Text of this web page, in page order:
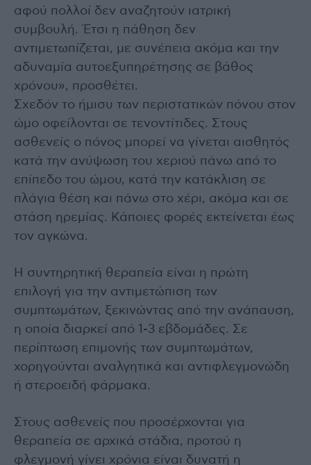
αφού πολλοί δεν αναζητούν ιατρική
συμβουλή. Έτσι η πάθηση δεν
αντιμετωπίζεται, με συνέπεια ακόμα και την
αδυναμία αυτοεξυπηρέτησης σε βάθος
χρόνου», προσθέτει.
Σχεδόν το ήμισυ των περιστατικών πόνου στον
ώμο οφείλονται σε τενοντίτιδες. Στους
ασθενείς ο πόνος μπορεί να γίνεται αισθητός
κατά την ανύψωση του χεριού πάνω από το
επίπεδο του ώμου, κατά την κατάκλιση σε
πλάγια θέση και πάνω στο χέρι, ακόμα και σε
στάση ηρεμίας. Κάποιες φορές εκτείνεται έως
τον αγκώνα.
Η συντηρητική θεραπεία είναι η πρώτη
επιλογή για την αντιμετώπιση των
συμπτωμάτων, ξεκινώντας από την ανάπαυση,
η οποία διαρκεί από 1-3 εβδομάδες. Σε
περίπτωση επιμονής των συμπτωμάτων,
χορηγούνται αναλγητικά και αντιφλεγμονώδη
ή στεροειδή φάρμακα.
Στους ασθενείς που προσέρχονται για
θεραπεία σε αρχικά στάδια, προτού η
φλεγμονή γίνει χρόνια είναι δυνατή η